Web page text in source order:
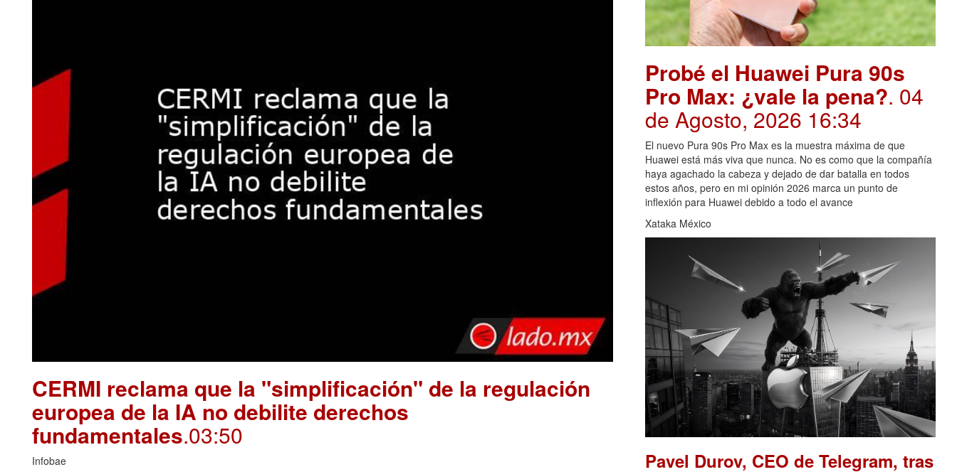
CERMI reclama que la "simplificación" de la regulación
europea de la IA no debilite derechos
fundamentales.03:50
Infobae
Probé el Huawei Pura 90s
Pro Max: ¿vale la pena?. 04
de Agosto, 2026 16:34
El nuevo Pura 90s Pro Max es la muestra máxima de que
Huawei está más viva que nunca. No es como que la compañía
haya agachado la cabeza y dejado de dar batalla en todos
estos años, pero en mi opinión 2026 marca un punto de
inflexión para Huawei debido a todo el avance
Xataka México
Pavel Durov, CEO de Telegram, tras